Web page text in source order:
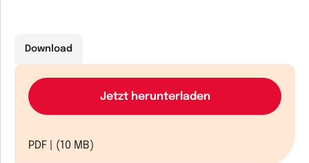
Download
Jetzt herunterladen
PDF | (10 MB)